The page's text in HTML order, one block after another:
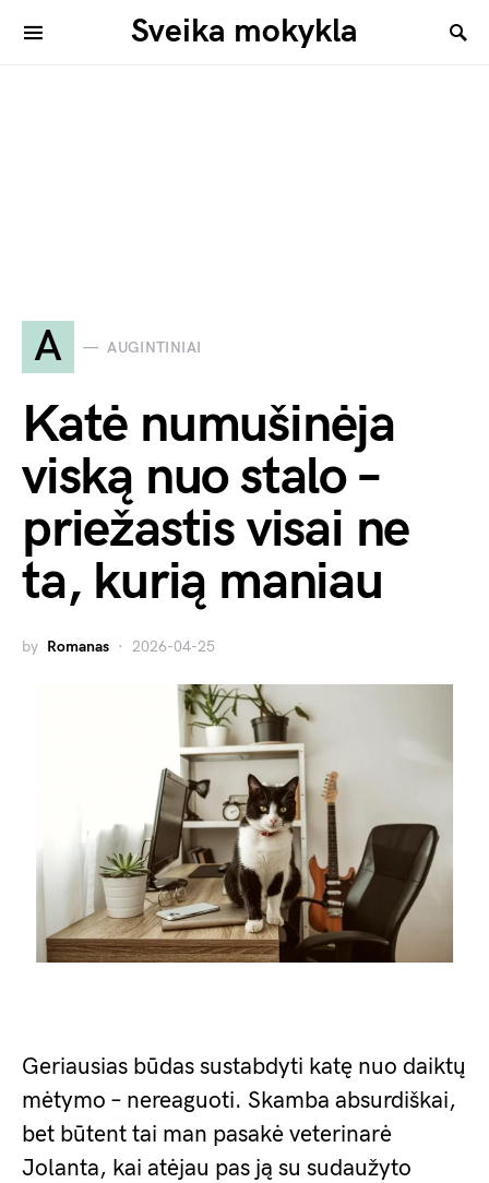
Sveika mokykla
A AUGINTINIAI
Katė numušinėja
viską nuo stalo –
priežastis visai ne
ta, kurią maniau
by Romanas 2026-04-25
Geriausias būdas sustabdyti katę nuo daiktų
mėtymo – nereaguoti. Skamba absurdiškai,
bet būtent tai man pasakė veterinarė
Jolanta, kai atėjau pas ją su sudaužyto